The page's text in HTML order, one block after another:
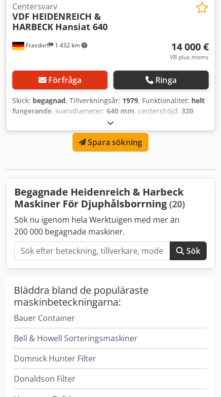
Frasdorf 1 432 km
Centersvarv
VDF HEIDENREICH &
HARBECK Hansiat 640
14 000 €
VB plus moms
Förfråga Ringa
Skick: begagnad, Tillverkningsår: 1979, Funktionalitet: helt
fungerande, svarvdiameter: 640 mm, centershöjd: 320
, Led- och dragspindelsvarv
VDF med digital avläsning, driven översläde, matning i 3
axlar med snabbmatning, 3-backig chuck, planskiva,
Multifix verktygshållare med 5 insatser. Cjdpfx Aexz
Spara sökning
Begagnade Heidenreich & Harbeck
Maskiner För Djuphålsborrning (20)
Sök nu igenom hela Werktuigen med mer än
200 000 begagnade maskiner.
Sök
Bläddra bland de populäraste
maskinbeteckningarna:
Bauer Container
Bell & Howell Sorteringsmaskiner
Domnick Hunter Filter
Donaldson Filter